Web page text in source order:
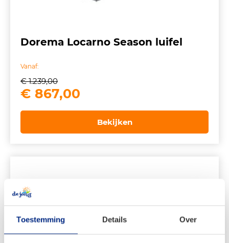
Toestemming Details Over
Dorema Locarno Season luifel
Vanaf:
€1.239,00
Oorspronkelijke
€ 1.239,00.
€ 867,00
€ 867,00.
Bekijken